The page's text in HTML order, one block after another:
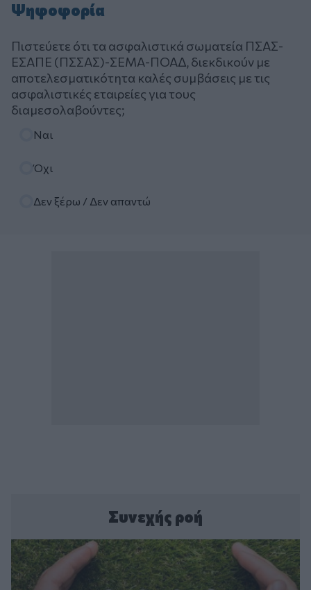
Ψηφοφορία
Πιστεύετε ότι τα ασφαλιστικά σωματεία ΠΣΑΣ-
ΕΣΑΠΕ (ΠΣΣΑΣ)-ΣΕΜΑ-ΠΟΑΔ, διεκδικούν με
αποτελεσματικότητα καλές συμβάσεις με τις
ασφαλιστικές εταιρείες για τους
διαμεσολαβούντες;
Ναι
Όχι
Δεν ξέρω / Δεν απαντώ
Συνεχής ροή